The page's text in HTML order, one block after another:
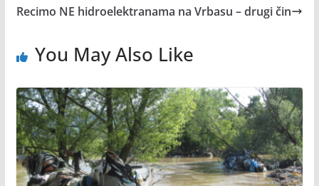
Recimo NE hidroelektranama na Vrbasu – drugi čin
You May Also Like